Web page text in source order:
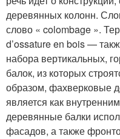
деревянных колонн.
слово « colombage ».
d’ossature en bois —
набора вертикальных,
балок, из которых
образом, фахверковые
является как
деревянные балки
фасадов, а также